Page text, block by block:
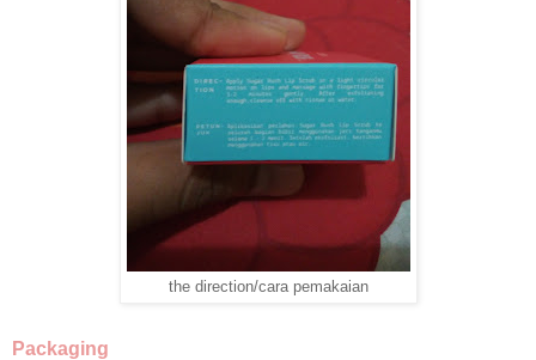
the direction/cara pemakaian
Packaging